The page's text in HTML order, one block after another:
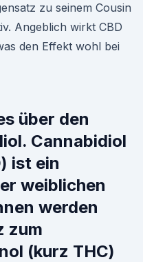
zu seinem Cousin
Angeblich wirkt CBD
den Effekt wohl bei
über den
Cannabidiol
ist ein
weiblichen
werden
zum
(kurz THC)